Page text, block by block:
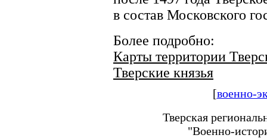
в состав Московского
Более подробно:
Карты территории
Тверские князья
[военно-
Тверская
"Военно-